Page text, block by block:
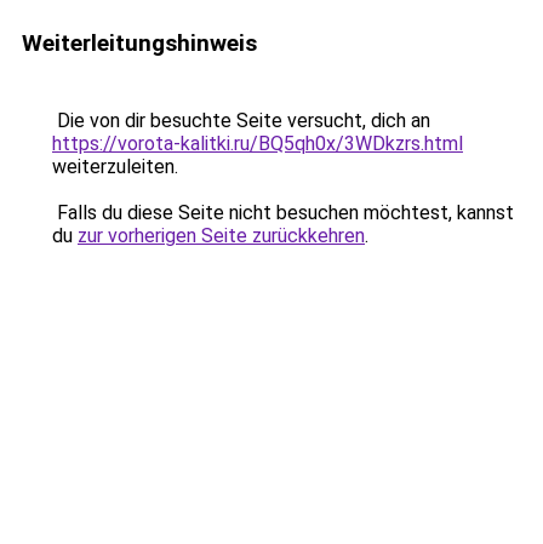
Weiterleitungshinweis
Die von dir besuchte Seite versucht, dich an
https://vorota-kalitki.ru/BQ5qh0x/3WDkzrs.html
weiterzuleiten.
Falls du diese Seite nicht besuchen möchtest, kannst
du zur vorherigen Seite zurückkehren.